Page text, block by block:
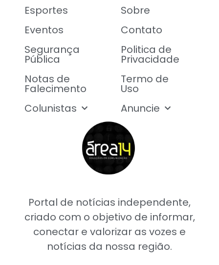
Portal de notícias independente,
criado com o objetivo de informar,
conectar e valorizar as vozes e
notícias da nossa região.
Esportes
Eventos
Segurança
Pública
Notas de
Falecimento
Colunistas
Sobre
Contato
Politica de
Privacidade
Termo de
Uso
Anuncie